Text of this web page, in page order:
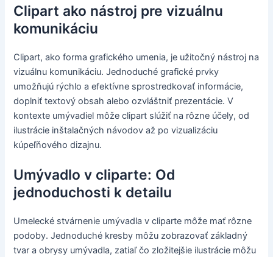
Clipart ako nástroj pre vizuálnu
komunikáciu
Clipart, ako forma grafického umenia, je užitočný nástroj na
vizuálnu komunikáciu. Jednoduché grafické prvky
umožňujú rýchlo a efektívne sprostredkovať informácie,
doplniť textový obsah alebo ozvláštniť prezentácie. V
kontexte umývadiel môže clipart slúžiť na rôzne účely, od
ilustrácie inštalačných návodov až po vizualizáciu
kúpeľňového dizajnu.
Umývadlo v cliparte: Od
jednoduchosti k detailu
Umelecké stvárnenie umývadla v cliparte môže mať rôzne
podoby. Jednoduché kresby môžu zobrazovať základný
tvar a obrysy umývadla, zatiaľ čo zložitejšie ilustrácie môžu